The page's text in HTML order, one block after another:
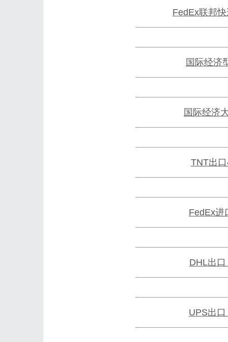
FedEx联邦
国际经济
国际经济
TNT出
FedEx进
DHL出
UPS出